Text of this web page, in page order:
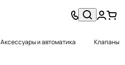
Аксессуары и автоматика Клапаны